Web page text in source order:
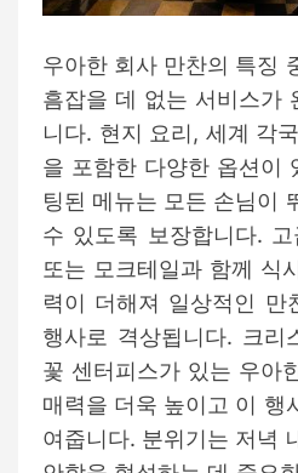
우아한 회사 만찬의 특징
흠잡을 데 없는 서비스가
니다. 현지 요리, 세계 각
을 포함한 다양한 옵션이
팅된 메뉴는 모든 손님이
수 있도록 보장합니다.
또는 모크테일과 함께 식
력이 더해져 일상적인 만
행사로 격상됩니다. 크리
꽃 센터피스가 있는 우아
매력을 더욱 높이고 이 행
여줍니다. 분위기는 저녁